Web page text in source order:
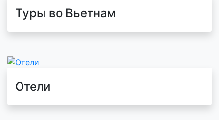
Туры во Вьетнам
Отели